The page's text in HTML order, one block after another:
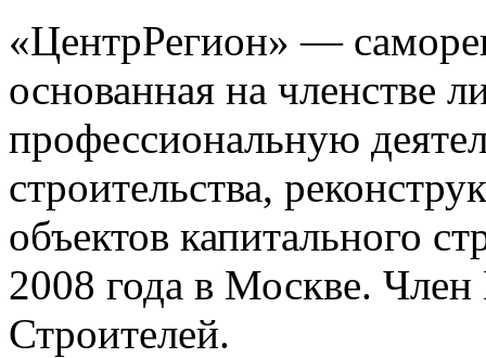
«ЦентрРегион» —
основанная на членстве
профессиональную
строительства,
объектов капитального
2008 года в Москве.
Строителей.